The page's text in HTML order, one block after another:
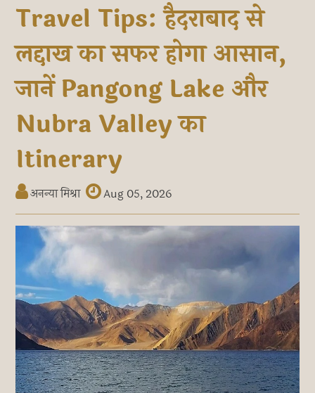
Travel Tips: हैदराबाद से
लद्दाख का सफर होगा आसान,
जानें Pangong Lake और
Nubra Valley का
Itinerary
अनन्या मिश्रा Aug 05, 2026